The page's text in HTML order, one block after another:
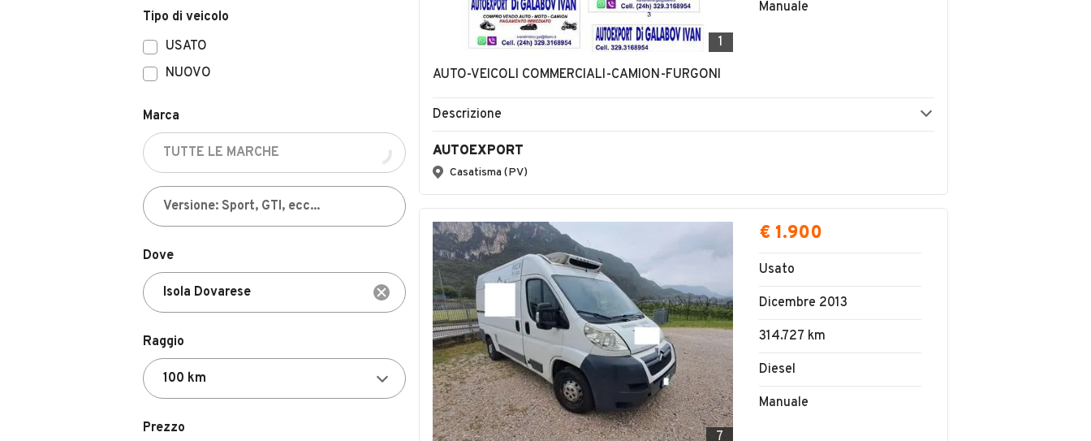
Tipo di veicolo
USATO
NUOVO
Marca
Dove
Raggio
Prezzo